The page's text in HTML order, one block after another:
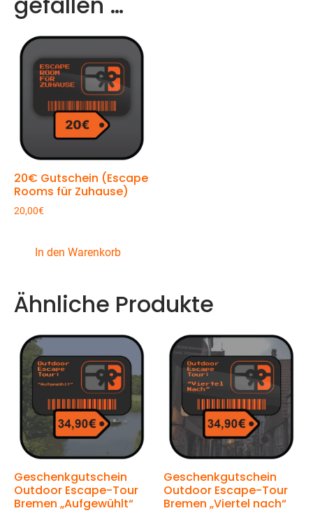
20€ Gutschein (Escape
Rooms für Zuhause)
20,00€
In den Warenkorb
Ähnliche Produkte
Geschenkgutschein
Outdoor Escape-Tour
Bremen „Aufgewühlt“
Geschenkgutschein
Outdoor Escape-Tour
Bremen „Viertel nach“